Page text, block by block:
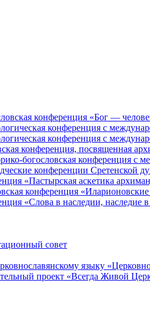
конференция «Бог —
конференция с
конференция с
конференция, посвященная
богословская конференция
конференции Сретенской
«Пастырская аскетика
конференция
«Cлова в наследии, наследие в
совет
языку
проект «Всегда Живой